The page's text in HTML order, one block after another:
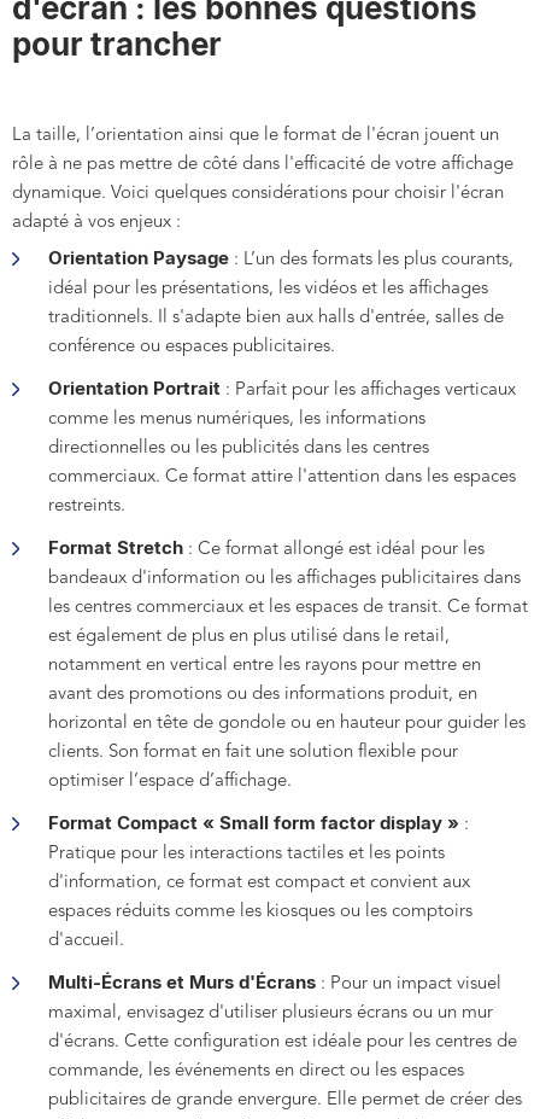
d'écran : les bonnes questions
pour trancher
La taille, l’orientation ainsi que le format de l'écran jouent un
rôle à ne pas mettre de côté dans l'efficacité de votre affichage
dynamique. Voici quelques considérations pour choisir l'écran
adapté à vos enjeux :
Orientation Paysage : L’un des formats les plus courants,
idéal pour les présentations, les vidéos et les affichages
traditionnels. Il s'adapte bien aux halls d'entrée, salles de
conférence ou espaces publicitaires.
Orientation Portrait : Parfait pour les affichages verticaux
comme les menus numériques, les informations
directionnelles ou les publicités dans les centres
commerciaux. Ce format attire l'attention dans les espaces
restreints.
Format Stretch : Ce format allongé est idéal pour les
bandeaux d'information ou les affichages publicitaires dans
les centres commerciaux et les espaces de transit. Ce format
est également de plus en plus utilisé dans le retail,
notamment en vertical entre les rayons pour mettre en
avant des promotions ou des informations produit, en
horizontal en tête de gondole ou en hauteur pour guider les
clients. Son format en fait une solution flexible pour
optimiser l’espace d’affichage.
Format Compact « Small form factor display » :
Pratique pour les interactions tactiles et les points
d'information, ce format est compact et convient aux
espaces réduits comme les kiosques ou les comptoirs
d'accueil.
Multi-Écrans et Murs d'Écrans : Pour un impact visuel
maximal, envisagez d'utiliser plusieurs écrans ou un mur
d'écrans. Cette configuration est idéale pour les centres de
commande, les événements en direct ou les espaces
publicitaires de grande envergure. Elle permet de créer des